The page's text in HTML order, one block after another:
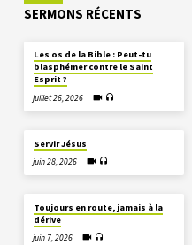
SERMONS RÉCENTS
Les os de la Bible : Peut-tu
blasphémer contre le Saint
Esprit ?
juillet 26, 2026
Servir Jésus
juin 28, 2026
Toujours en route, jamais à la
dérive
juin 7, 2026